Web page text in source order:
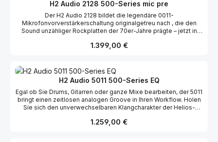
Helios-inspirierten Ökosystems – er liefert saubere, stabile
Energie und zeichnet sich durch eine robuste Konstruktion aus,
die jahrzehntelangen professionellen Einsatz ermöglicht.
H2 Audio 2128 500-Series mic pre
Der H2 Audio 2128 bildet die legendäre 0011-
Mikrofonvorverstärkerschaltung originalgetreu nach , die den
Sound unzähliger Rockplatten der 70er-Jahre prägte – jetzt in
Charakter, den offenen Höhen und der schnellen Impulsantwort
unzähligen anderen Musiklegenden machte.
Regulärer Preis:
1.399,00 €
H2 Audio 5011 500-Series EQ
Egal ob Sie Drums, Gitarren oder ganze Mixe bearbeiten, der 5011
bringt einen zeitlosen analogen Groove in Ihren Workflow. Holen
Sie sich den unverwechselbaren Klangcharakter der Helios-
Regulärer Preis:
1.259,00 €